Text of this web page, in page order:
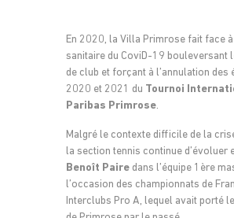
En 2020, la Villa Primrose fait face
sanitaire du CoviD-19 bouleversant
de club et forçant à l’annulation des
2020 et 2021 du Tournoi
Paribas Primrose.
Malgré le contexte difficile de la
la section tennis continue d’évoluer
Benoît Paire dans l’équipe 1ère
l’occasion des championnats de
Interclubs Pro A, lequel avait porté